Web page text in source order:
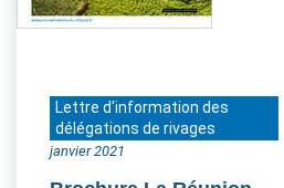
Lettre d'information des
délégations de rivages
janvier 2021